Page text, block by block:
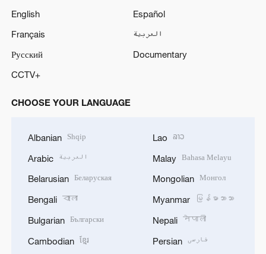
English
Español
Français
العربية
Русский
Documentary
CCTV+
CHOOSE YOUR LANGUAGE
Albanian Shqip
Arabic العربية
Belarusian Беларуская
Bengali বাংলা
Bulgarian Български
Cambodian ខ្មែរ
Lao ລາວ
Malay Bahasa Melayu
Mongolian Монгол
Myanmar မြန်မာဘာသာ
Nepali नेपाली
Persian فارسی